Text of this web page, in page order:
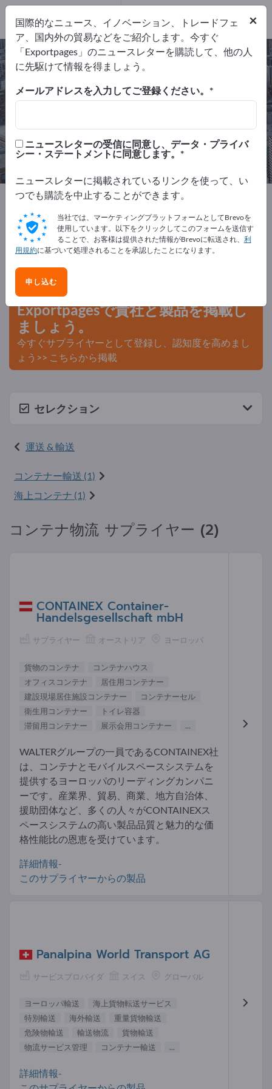
コンテナ物流 – メーカーとサプライ
ヤーを検索
サービスプロバイダ
1
代理店1
サービスプロバイ
ダ
Exportpages サービス業
運送 & 輸送
コンテナ物流
Exportpagesで無料で広告を掲載！
ニーズ – オファー – 中古品 – ビジネスコンタクト >> こ
こから始める
Exportpagesで貴社と製品を掲載し
ましょう。
今すぐサプライヤーとして登録し、認知度を高めまし
ょう>> こちらから掲載
セレクション
運送 & 輸送
コンテナー輸送 (1)
海上コンテナ (1)
コンテナ物流 サプライヤー (2)
CONTAINEX Container-
Handelsgesellschaft mbH
サプライヤー オーストリア ヨーロッパ
貨物のコンテナ
コンテナハウス
オフィスコンテナ
居住用コンテナー
建設現場居住施設コンテナー
コンテナーセル
衛生用コンテナー
トイレ容器
滞留用コンテナー
展示会用コンテナー ...
WALTERグループの一員であるCONTAINEX社
は、コンテナとモバイルスペースシステムを
提供するヨーロッパのリーディングカンパニ
ーです。産業界、貿易、商業、地方自治体、
援助団体など、多くの人々がCONTAINEXス
ペースシステムの高い製品品質と魅力的な価
格性能比の恩恵を受けています。
詳細情報-
このサプライヤーからの製品
Panalpina World Transport AG
サービスプロバイダ スイス グローバル
ヨーロッパ輸送
海上貨物転送サービス
特別輸送
海外輸送
重量貨物輸送
危険物輸送
輸送物流
貨物輸送
物流サービス管理
コンテナー輸送 ...
詳細情報-
×
国際的なニュース、イノベーション、トレードフェ
ア、国内外の貿易などをご紹介します。今すぐ
「Exportpages」のニュースレターを購読して、他の人
に先駆けて情報を得ましょう。
メールアドレスを入力してご登録ください。
ニュースレターの受信に同意し、データ・プライバ
シー・ステートメントに同意します。
ニュースレターに掲載されているリンクを使って、い
つでも購読を中止することができます。
当社では、マーケティングプラットフォームとしてBrevoを
使用しています。以下をクリックしてこのフォームを送信す
ることで、お客様は提供された情報がBrevoに転送され、 利
用規約に基づいて処理されることを承認したことになります。
申し込む